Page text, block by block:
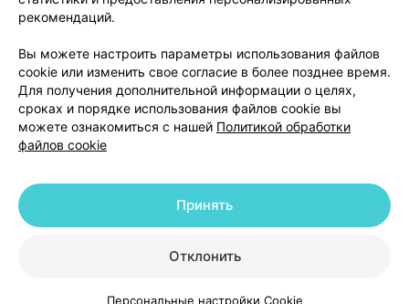
Публичный договор
Доставка
Способы оплаты
Вакансии
Партнеры
Написать руководителю 103.by
Написать в поддержку
Персональные настройки Cookie
© 2026 ООО «Артокс Лаб», УНП 191700409 | 220012, Республика Беларусь,
+375 291212755
рекомендаций.
Вы можете настроить параметры использования файлов
cookie или изменить свое согласие в более позднее время.
Для получения дополнительной информации о целях,
сроках и порядке использования файлов cookie вы
можете ознакомиться с нашей Политикой обработки
файлов cookie
Отклонить
Принять
Персональные настройки Cookie